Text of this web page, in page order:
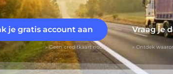
je gratis account aan
» Geen creditkaart nodig
Vraag je
» Ontdek